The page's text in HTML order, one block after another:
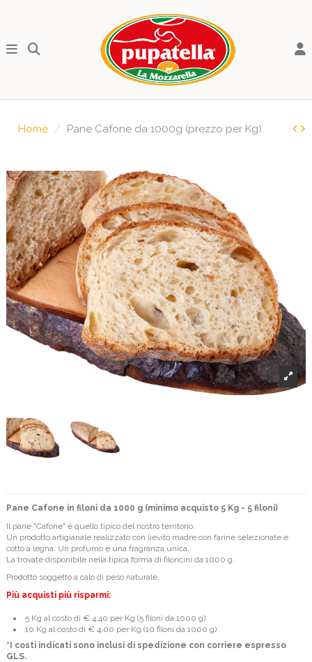
Home Pane Cafone da 1000g (prezzo per Kg)
Pane Cafone in filoni da 1000 g (minimo acquisto 5 Kg - 5 filoni)
Il pane "Cafone" è quello tipico del nostro territorio.
Un prodotto artigianale realizzato con lievito madre con farine selezionate e
cotto a legna. Un profumo e una fragranza unica.
La trovate disponibile nella tipica forma di filoncini da 1000 g.
Prodotto soggetto a calo di peso naturale.
Più acquisti più risparmi:
5 Kg al costo di € 4,40 per Kg (5 filoni da 1000 g)
10 Kg al costo di € 4,00 per Kg (10 filoni da 1000 g)
*I costi indicati sono inclusi di spedizione con corriere espresso
GLS.